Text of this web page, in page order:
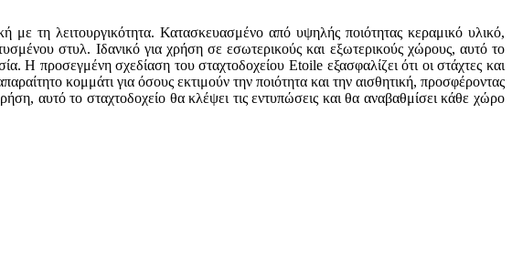
τη λειτουργικότητα. Κατασκευασμένο από υψηλής ποιότητας κεραμικό υλικό,
στυλ. Ιδανικό για χρήση σε εσωτερικούς και εξωτερικούς χώρους, αυτό το
Η προσεγμένη σχεδίαση του σταχτοδοχείου Etoile εξασφαλίζει ότι οι στάχτες και
κομμάτι για όσους εκτιμούν την ποιότητα και την αισθητική, προσφέροντας
αυτό το σταχτοδοχείο θα κλέψει τις εντυπώσεις και θα αναβαθμίσει κάθε χώρο